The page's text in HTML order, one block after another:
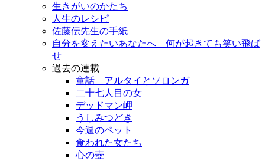
生きがいのかたち
人生のレシピ
佐藤伝先生の手紙
自分を変えたいあなたへ 何が起きても笑い飛ば
せ
過去の連載
童話 アルタイとソロンガ
二十七人目の女
デッドマン岬
うしみつどき
今週のペット
食われた女たち
心の壺